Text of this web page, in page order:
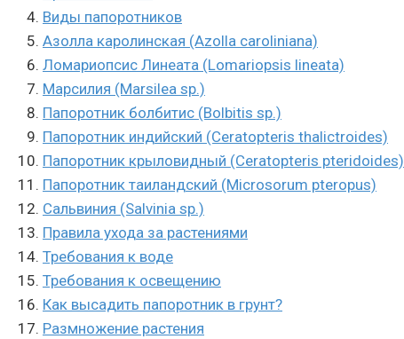
Виды папоротников
Азолла каролинская (Azolla caroliniana)
Ломариопсис Линеата (Lomariopsis lineata)
Марсилия (Marsilea sp.)
Папоротник болбитис (Bolbitis sp.)
Папоротник индийский (Ceratopteris thalictroides)
Папоротник крыловидный (Ceratopteris pteridoides)
Папоротник таиландский (Microsorum pteropus)
Сальвиния (Salvinia sp.)
Правила ухода за растениями
Требования к воде
Требования к освещению
Как высадить папоротник в грунт?
Размножение растения